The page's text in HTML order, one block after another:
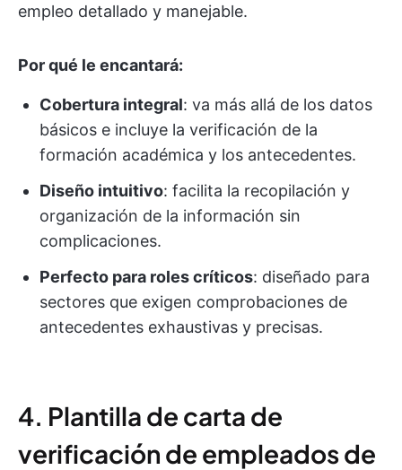
empleo detallado y manejable.
Por qué le encantará:
Cobertura integral: va más allá de los datos
básicos e incluye la verificación de la
formación académica y los antecedentes.
Diseño intuitivo: facilita la recopilación y
organización de la información sin
complicaciones.
Perfecto para roles críticos: diseñado para
sectores que exigen comprobaciones de
antecedentes exhaustivas y precisas.
4. Plantilla de carta de
verificación de empleados de